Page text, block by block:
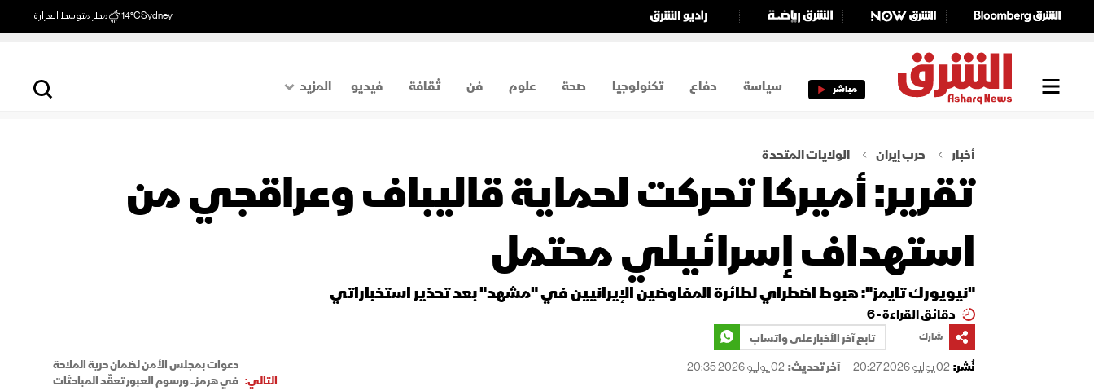
Sydney
14°C مطر متوسط الغزارة
مباشر سياسة دفاع تكنولوجيا صحة علوم فن ثقافة فيديو
المزيد
اقتصاد
أخبار حرب إيران الولايات المتحدة
تقرير: أميركا تحركت لحماية قاليباف وعراقجي من
استهداف إسرائيلي محتمل
"نيويورك تايمز": هبوط اضطراي لطائرة المفاوضين الإيرانيين في "مشهد" بعد تحذير استخباراتي
دقائق القراءة - 6
شارك
تابع آخر الأخبار على واتساب
نُشر:02 يوليو 2026 20:27 آخر تحديث:02 يوليو 2026 20:35
التالي:
دعوات بمجلس الأمن لضمان حرية الملاحة
في هرمز.. ورسوم العبور تعقّد المباحثات